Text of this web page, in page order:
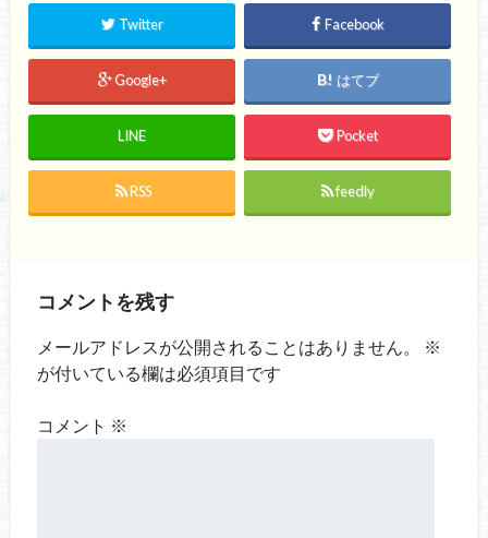
Twitter Facebook
Google+ はてブ
LINE Pocket
RSS feedly
コメントを残す
メールアドレスが公開されることはありません。
※
が付いている欄は必須項目です
コメント ※